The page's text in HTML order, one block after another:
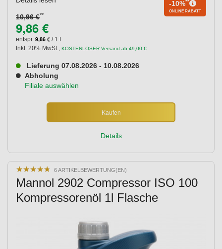
10,96 €**
-10%**
ONLINE RABATT
9,86 €
entspr. 9,86 € / 1 L
Inkl. 20% MwSt., KOSTENLOSER Versand ab 49,00 €
Lieferung 07.08.2026 - 10.08.2026
Abholung
Filiale auswählen
Kaufen
Details
★★★★★
★★★★★ 6 ARTIKELBEWERTUNG(EN)
Mannol 2902 Compressor ISO 100
Kompressorenöl 1l Flasche